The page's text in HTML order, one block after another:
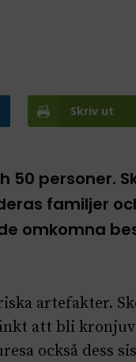
Skriv ut
50 personer.
familjer
omkomna
artefakter.
att bli
också dess